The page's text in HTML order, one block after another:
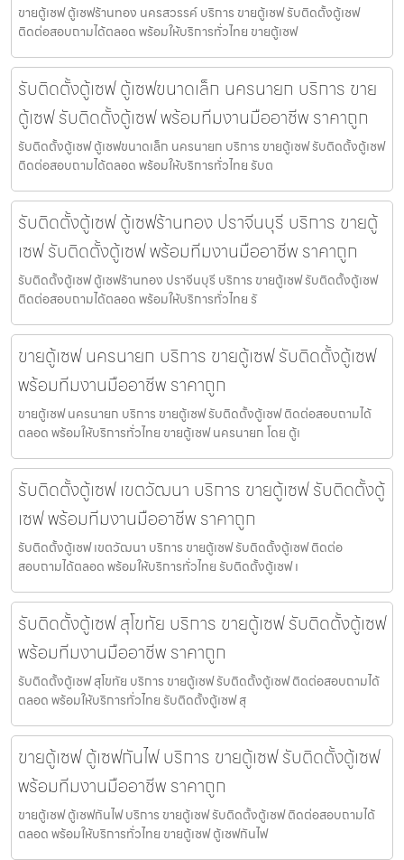
ขายตู้เซฟ ตู้เซฟร้านทอง นครสวรรค์ บริการ ขายตู้เซฟ รับติดตั้งตู้เซฟ
ติดต่อสอบถามได้ตลอด พร้อมให้บริการทั่วไทย ขายตู้เซฟ
รับติดตั้งตู้เซฟ ตู้เซฟขนาดเล็ก นครนายก บริการ ขาย
ตู้เซฟ รับติดตั้งตู้เซฟ พร้อมทีมงานมืออาชีพ ราคาถูก
รับติดตั้งตู้เซฟ ตู้เซฟขนาดเล็ก นครนายก บริการ ขายตู้เซฟ รับติดตั้งตู้เซฟ
ติดต่อสอบถามได้ตลอด พร้อมให้บริการทั่วไทย รับต
รับติดตั้งตู้เซฟ ตู้เซฟร้านทอง ปราจีนบุรี บริการ ขายตู้
เซฟ รับติดตั้งตู้เซฟ พร้อมทีมงานมืออาชีพ ราคาถูก
รับติดตั้งตู้เซฟ ตู้เซฟร้านทอง ปราจีนบุรี บริการ ขายตู้เซฟ รับติดตั้งตู้เซฟ
ติดต่อสอบถามได้ตลอด พร้อมให้บริการทั่วไทย รั
ขายตู้เซฟ นครนายก บริการ ขายตู้เซฟ รับติดตั้งตู้เซฟ
พร้อมทีมงานมืออาชีพ ราคาถูก
ขายตู้เซฟ นครนายก บริการ ขายตู้เซฟ รับติดตั้งตู้เซฟ ติดต่อสอบถามได้
ตลอด พร้อมให้บริการทั่วไทย ขายตู้เซฟ นครนายก โดย ตู้เ
รับติดตั้งตู้เซฟ เขตวัฒนา บริการ ขายตู้เซฟ รับติดตั้งตู้
เซฟ พร้อมทีมงานมืออาชีพ ราคาถูก
รับติดตั้งตู้เซฟ เขตวัฒนา บริการ ขายตู้เซฟ รับติดตั้งตู้เซฟ ติดต่อ
สอบถามได้ตลอด พร้อมให้บริการทั่วไทย รับติดตั้งตู้เซฟ เ
รับติดตั้งตู้เซฟ สุโขทัย บริการ ขายตู้เซฟ รับติดตั้งตู้เซฟ
พร้อมทีมงานมืออาชีพ ราคาถูก
รับติดตั้งตู้เซฟ สุโขทัย บริการ ขายตู้เซฟ รับติดตั้งตู้เซฟ ติดต่อสอบถามได้
ตลอด พร้อมให้บริการทั่วไทย รับติดตั้งตู้เซฟ สุ
ขายตู้เซฟ ตู้เซฟกันไฟ บริการ ขายตู้เซฟ รับติดตั้งตู้เซฟ
พร้อมทีมงานมืออาชีพ ราคาถูก
ขายตู้เซฟ ตู้เซฟกันไฟ บริการ ขายตู้เซฟ รับติดตั้งตู้เซฟ ติดต่อสอบถามได้
ตลอด พร้อมให้บริการทั่วไทย ขายตู้เซฟ ตู้เซฟกันไฟ